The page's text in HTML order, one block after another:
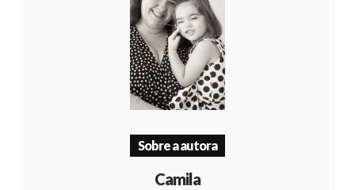
Sobre a autora
Camila